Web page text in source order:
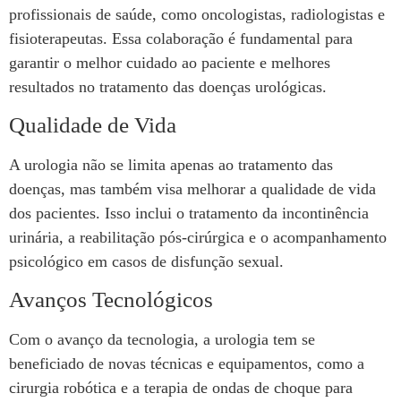
profissionais de saúde, como oncologistas, radiologistas e
fisioterapeutas. Essa colaboração é fundamental para
garantir o melhor cuidado ao paciente e melhores
resultados no tratamento das doenças urológicas.
Qualidade de Vida
A urologia não se limita apenas ao tratamento das
doenças, mas também visa melhorar a qualidade de vida
dos pacientes. Isso inclui o tratamento da incontinência
urinária, a reabilitação pós-cirúrgica e o acompanhamento
psicológico em casos de disfunção sexual.
Avanços Tecnológicos
Com o avanço da tecnologia, a urologia tem se
beneficiado de novas técnicas e equipamentos, como a
cirurgia robótica e a terapia de ondas de choque para